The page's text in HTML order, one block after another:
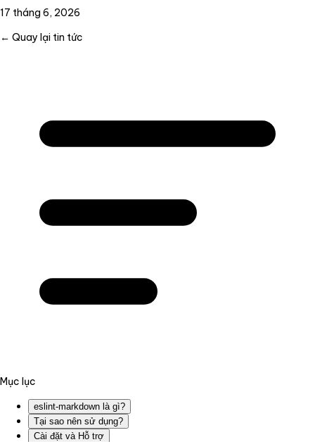
17 tháng 6, 2026
← Quay lại tin tức
Mục lục
eslint-markdown là gì?
Tại sao nên sử dụng?
Cài đặt và Hỗ trợ